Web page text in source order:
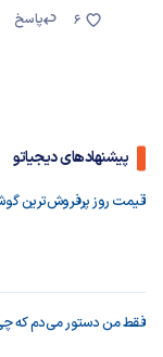
پاسخ
6
پیشنهادهای دیجیاتو
قیمت روز پرفروش‌ترین گوشی‌های
فقط من دستور می‌دم که